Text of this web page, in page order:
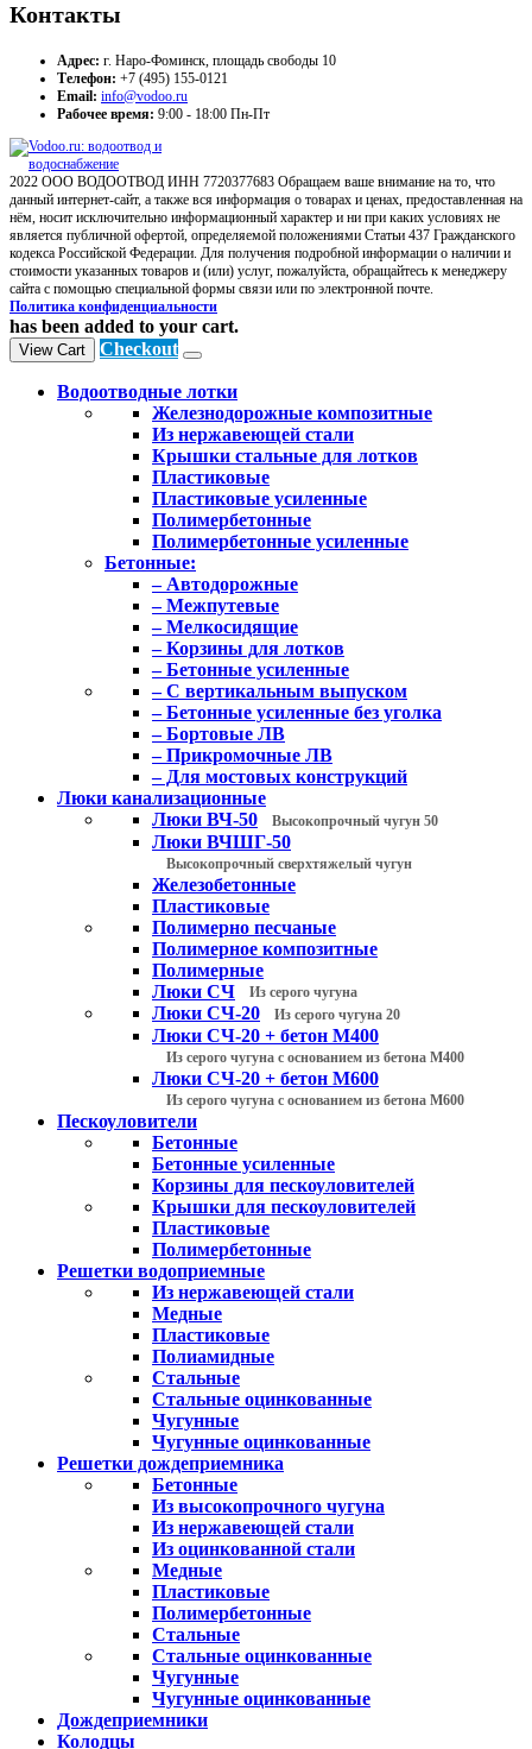
Контакты
Адрес: г. Наро-Фоминск, площадь свободы 10
Телефон: +7 (495) 155-0121
Email: info@vodoo.ru
Рабочее время: 9:00 - 18:00 Пн-Пт
2022 ООО ВОДООТВОД ИНН 7720377683 Обращаем ваше внимание на то, что
данный интернет-сайт, а также вся информация о товарах и ценах, предоставленная на
нём, носит исключительно информационный характер и ни при каких условиях не
является публичной офертой, определяемой положениями Статьи 437 Гражданского
кодекса Российской Федерации. Для получения подробной информации о наличии и
стоимости указанных товаров и (или) услуг, пожалуйста, обращайтесь к менеджеру
сайта с помощью специальной формы связи или по электронной почте.
Политика конфиденциальности
has been added to your cart.
View Cart Checkout
Водоотводные лотки
Железнодорожные композитные
Из нержавеющей стали
Крышки стальные для лотков
Пластиковые
Пластиковые усиленные
Полимербетонные
Полимербетонные усиленные
Бетонные:
– Автодорожные
– Межпутевые
– Мелкосидящие
– Корзины для лотков
– Бетонные усиленные
– С вертикальным выпуском
– Бетонные усиленные без уголка
– Бортовые ЛВ
– Прикромочные ЛВ
– Для мостовых конструкций
Люки канализационные
Люки ВЧ-50
Высокопрочный чугун 50
Люки ВЧШГ-50
Высокопрочный сверхтяжелый чугун
Железобетонные
Пластиковые
Полимерно песчаные
Полимерное композитные
Полимерные
Люки СЧ
Из серого чугуна
Люки СЧ-20 Из серого чугуна 20
Люки СЧ-20 + бетон М400
Из серого чугуна с основанием из бетона М400
Люки СЧ-20 + бетон М600
Из серого чугуна с основанием из бетона М600
Пескоуловители
Бетонные
Бетонные усиленные
Корзины для пескоуловителей
Крышки для пескоуловителей
Пластиковые
Полимербетонные
Решетки водоприемные
Из нержавеющей стали
Медные
Пластиковые
Полиамидные
Стальные
Стальные оцинкованные
Чугунные
Чугунные оцинкованные
Решетки дождеприемника
Бетонные
Из высокопрочного чугуна
Из нержавеющей стали
Из оцинкованной стали
Медные
Пластиковые
Полимербетонные
Стальные
Стальные оцинкованные
Чугунные
Чугунные оцинкованные
Дождеприемники
Колодцы